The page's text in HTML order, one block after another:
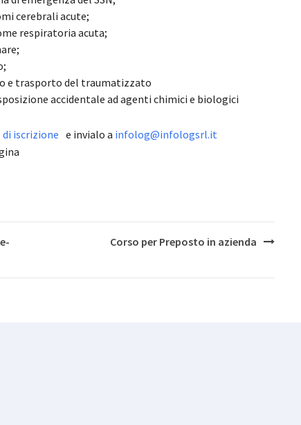
cerebrali acute;
respiratoria acuta;
e trasporto del traumatizzato
accidentale ad agenti chimici e biologici
iscrizione e invialo a infolog@infologsrl.it
Corso per Preposto in azienda